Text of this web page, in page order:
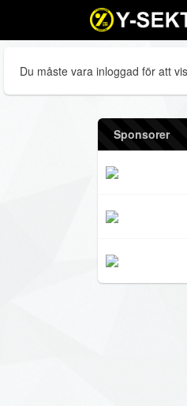
Du måste vara inloggad för att
Sponsorer